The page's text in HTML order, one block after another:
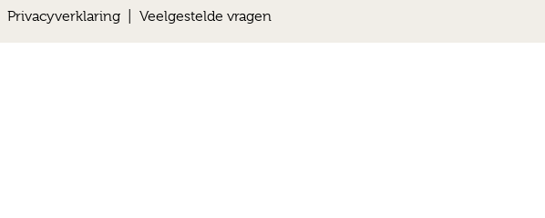
Privacyverklaring| Veelgestelde vragen